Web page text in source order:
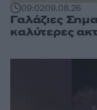
09:0209.08.26
Γαλάζιες
καλύτερες